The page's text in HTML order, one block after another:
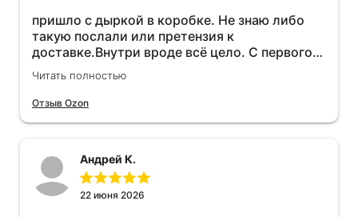
пришло с дыркой в коробке. Не знаю либо
такую послали или претензия к
доставке.Внутри вроде всё цело. С первого
раза установить не получается не знаю
может интернет дурит. Четыре звёзды за
упаковку с дыркой.Как опробую дополню
всё установилось по работе устройства
дополню позже ещё не проехал 120
км.Дополняю после пробега 120 км
Читать полностью
Отзыв Ozon
Андрей К.
22 июня 2026